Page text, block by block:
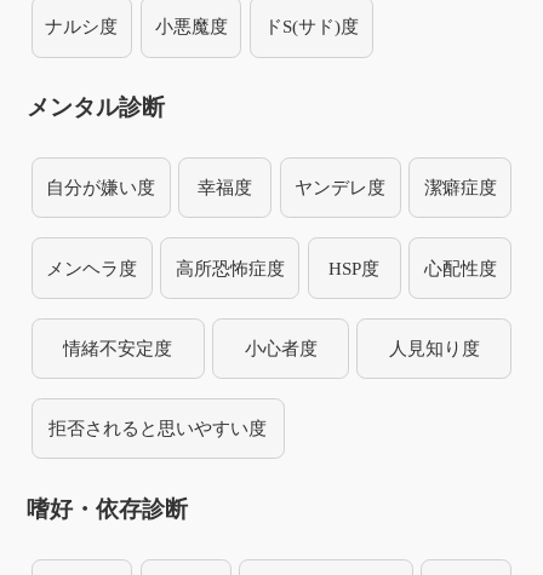
ナルシ度 小悪魔度 ドS(サド)度
メンタル診断
自分が嫌い度 幸福度 ヤンデレ度 潔癖症度
メンヘラ度 高所恐怖症度 HSP度 心配性度
情緒不安定度 小心者度 人見知り度
拒否されると思いやすい度
嗜好・依存診断